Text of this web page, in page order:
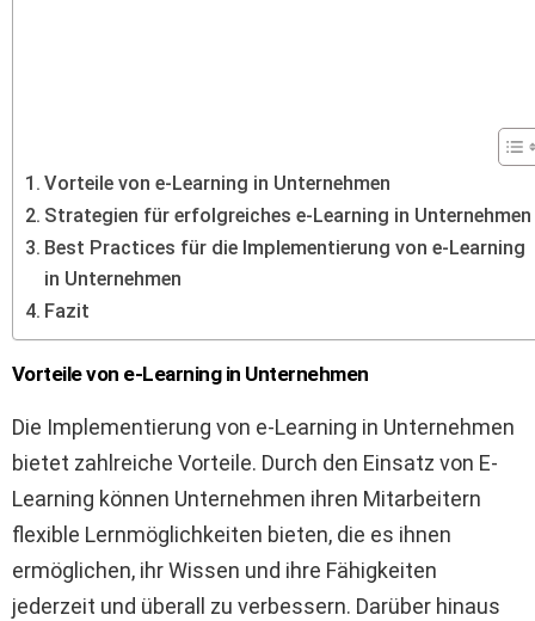
Vorteile von e-Learning in Unternehmen
Strategien für erfolgreiches e-Learning in Unternehmen
Best Practices für die Implementierung von e-Learning
in Unternehmen
Fazit
Vorteile von e-Learning in Unternehmen
Die Implementierung von e-Learning in Unternehmen
bietet zahlreiche Vorteile. Durch den Einsatz von E-
Learning können Unternehmen ihren Mitarbeitern
flexible Lernmöglichkeiten bieten, die es ihnen
ermöglichen, ihr Wissen und ihre Fähigkeiten
jederzeit und überall zu verbessern. Darüber hinaus